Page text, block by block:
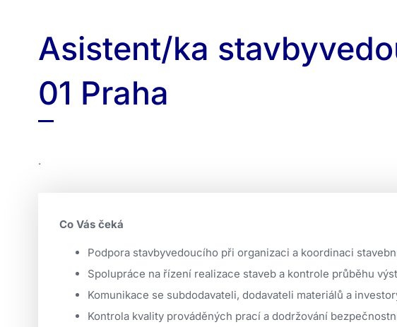
Asistent/ka
01 Praha
.
Co Vás čeká
Podpora stavbyvedoucího při organizaci a koordinaci
Spolupráce na řízení realizace staveb a kontrole průběhu
Komunikace se subdodavateli, dodavateli materiálů a
Kontrola kvality prováděných prací a dodržování